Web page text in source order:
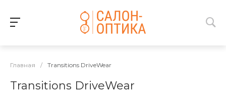
Главная / Transitions DriveWear
Transitions DriveWear